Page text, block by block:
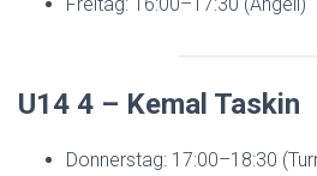
U14 4 – Kemal Taskin
Donnerstag: 17:00–18:30